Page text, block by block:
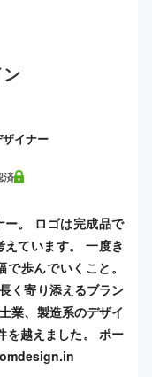
イナー
済
。 ロゴは完成品で
ています。 一度き
歩んでいくこと。
く寄り添えるブラン
業、製造系のデザイ
を越えました。 ポー